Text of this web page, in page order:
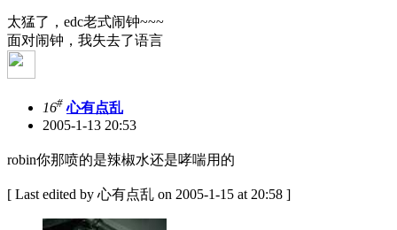
太猛了，edc老式闹钟~~~
面对闹钟，我失去了语言
16# 心有点乱
2005-1-13 20:53
robin你那喷的是辣椒水还是哮喘用的
[ Last edited by 心有点乱 on 2005-1-15 at 20:58 ]